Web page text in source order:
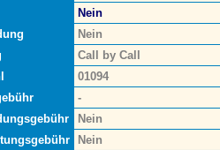
Nein
Nein
Call by Call
01094
-
Nein
Nein